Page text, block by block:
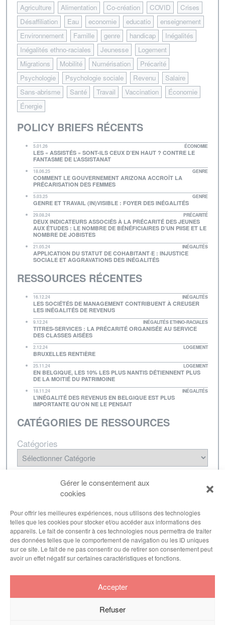
Gérer le consentement aux
cookies
Pour offrir les meilleures expériences, nous utilisons des technologies
telles que les cookies pour stocker et/ou accéder aux informations des
appareils. Le fait de consentir à ces technologies nous permettra de traiter
des données telles que le comportement de navigation ou les ID uniques
sur ce site. Le fait de ne pas consentir ou de retirer son consentement peut
avoir un effet négatif sur certaines caractéristiques et fonctions.
Accepter
Refuser
Agriculture Alimentation Co-création COVID
Crises
Désaffiliation
Eau economie educatio
enseignement
Environnement
Famille genre handicap
Inégalités
Inégalités ethno-raciales
Jeunesse
Logement
Migrations
Mobilité Numérisation
Précarité
Psychologie
Psychologie sociale Revenu
Salaire
Sans-abrisme
Santé Travail Vaccination
Économie
Énergie
POLICY BRIEFS RÉCENTS
5.01.26 ÉCONOMIE
LES « ASSISTÉS » SONT-ILS CEUX D’EN HAUT ? CONTRE LE
FANTASME DE L’ASSISTANAT
18.06.25 GENRE
COMMENT LE GOUVERNEMENT ARIZONA ACCROÎT LA
PRÉCARISATION DES FEMMES
5.03.25 GENRE
GENRE ET TRAVAIL (IN)VISIBLE : FOYER DES INÉGALITÉS
29.08.24 PRÉCARITÉ
DEUX INDICATEURS ASSOCIÉS À LA PRÉCARITÉ DES JEUNES
AUX ÉTUDES : LE NOMBRE DE BÉNÉFICIAIRES D’UN PIISE ET LE
NOMBRE DE JOBISTES
21.05.24 INÉGALITÉS
APPLICATION DU STATUT DE COHABITANT·E : INJUSTICE
SOCIALE ET AGGRAVATIONS DES INÉGALITÉS
RESSOURCES RÉCENTES
16.12.24 INÉGALITÉS
LES SOCIÉTÉS DE MANAGEMENT CONTRIBUENT À CREUSER
LES INÉGALITÉS DE REVENUS
9.12.24 INÉGALITÉS ETHNO-RACIALES
TITRES-SERVICES : LA PRÉCARITÉ ORGANISÉE AU SERVICE
DES CLASSES AISÉES
2.12.24 LOGEMENT
BRUXELLES RENTIÈRE
25.11.24 LOGEMENT
EN BELGIQUE, LES 10% LES PLUS NANTIS DÉTIENNENT PLUS
DE LA MOITIÉ DU PATRIMOINE
18.11.24 INÉGALITÉS
L’INÉGALITÉ DES REVENUS EN BELGIQUE EST PLUS
IMPORTANTE QU’ON NE LE PENSAIT
CATÉGORIES DE RESSOURCES
Catégories
NEWSLETTER
être tenu·e au courant de nos dernières
publications.